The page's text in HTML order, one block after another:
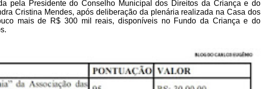
pela Presidente do Conselho Municipal dos Direitos da Criança e do
Cristina Mendes, após deliberação da plenária realizada na Casa dos
mais de R$ 300 mil reais, disponíveis no Fundo da Criança e do